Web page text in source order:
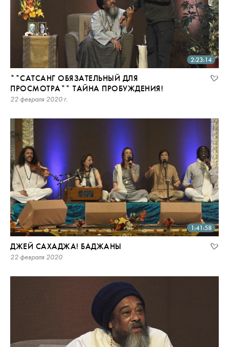
2:23:14
**САТСАНГ ОБЯЗАТЕЛЬНЫЙ ДЛЯ
ПРОСМОТРА** ТАЙНА ПРОБУЖДЕНИЯ!
22 февраля 2020 г.
1:41:58
ДЖЕЙ САХАДЖА! БАДЖАНЫ
22 февраля 2020